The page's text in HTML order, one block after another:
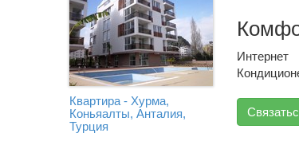
Интернет
Квартира - Хурма,
Коньяалты, Анталия,
Турция